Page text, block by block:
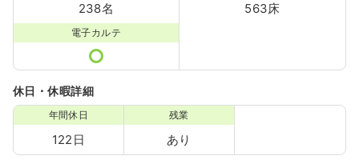
238名 563床
電子カルテ
休日・休暇詳細
年間休日
122日
残業
あり